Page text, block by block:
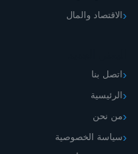
الاقتصاد والمال
اتصل بنا
الرئيسية
من نحن
سياسة الخصوصية